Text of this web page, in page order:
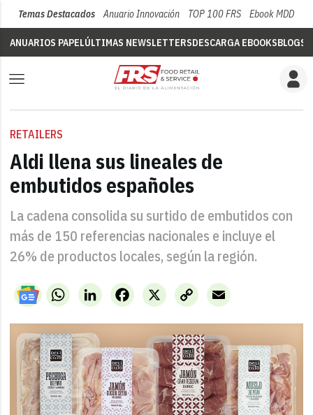
Temas Destacados Anuario Innovación TOP 100 FRS Ebook MDD
ANUARIOS PAPELÚLTIMAS NEWSLETTERSDESCARGA EBOOKSBLOGS
RETAILERS
Aldi llena sus lineales de
embutidos españoles
La cadena consolida su surtido de embutidos con
más de 150 referencias nacionales e incluye el
26% de productos locales, según la región.
WhatsAppLinkedIn X
Facebook
Copy
Link
Email